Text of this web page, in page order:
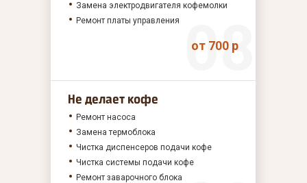
Замена электродвигателя кофемолки
Ремонт платы управления
от 700 р
Не делает кофе
Ремонт насоса
Замена термоблока
Чистка диспенсеров подачи кофе
Чистка системы подачи кофе
Ремонт заварочного блока